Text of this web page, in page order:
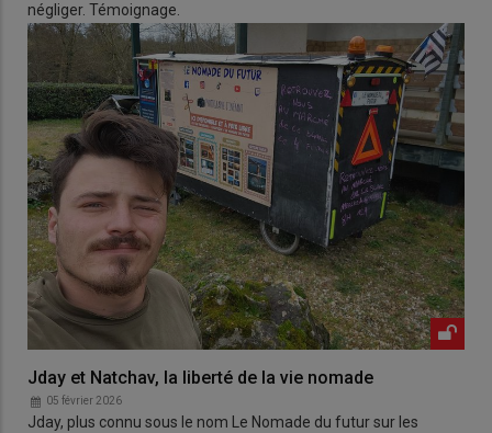
négliger. Témoignage.
Jday et Natchav, la liberté de la vie nomade
05 février 2026
Jday, plus connu sous le nom Le Nomade du futur sur les